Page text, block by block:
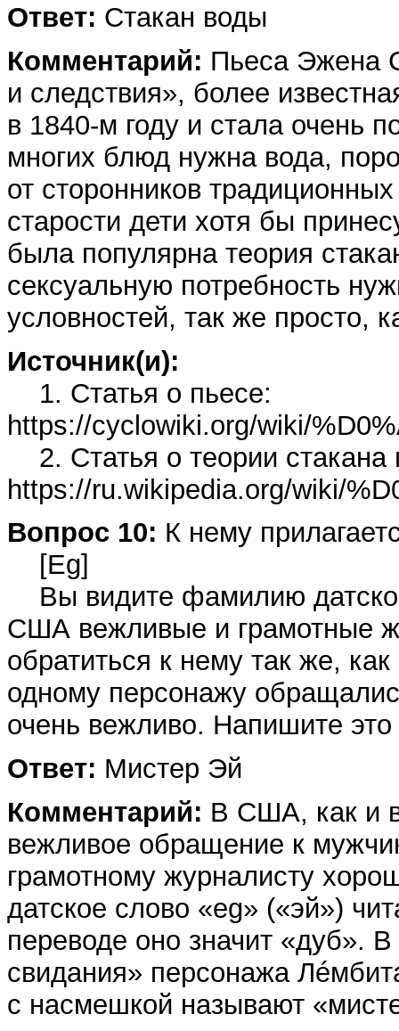
Ответ: Стакан воды
Комментарий: Пьеса Эжена
и следствия», более
в 1840-м году и стала очень
многих блюд нужна вода,
от сторонников
старости дети хотя бы
была популярна теория
сексуальную потребность
условностей, так же просто,
Источник(и):
1. Статья о пьесе:
https://cyclowiki.org/wiki/
2. Статья о теории стакана
https://ru.wikipedia.org/wiki/
Вопрос 10: К нему
[Eg]
Вы видите фамилию
США вежливые и грамотные
обратиться к нему так же,
одному персонажу
очень вежливо. Напишите
Ответ: Мистер Эй
Комментарий: В США, как и
вежливое обращение к
грамотному журналисту
датское слово «eg» («эй»)
переводе оно значит «дуб».
свидания» персонажа
с насмешкой называют